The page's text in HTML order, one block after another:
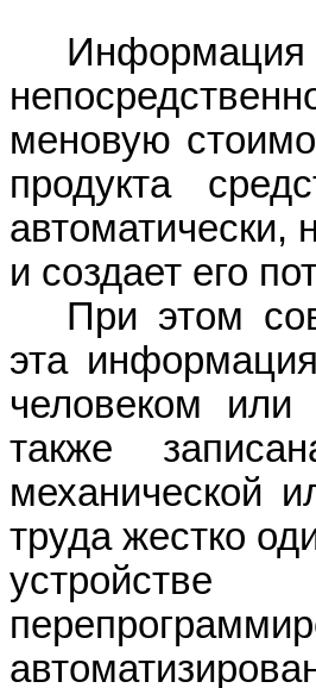
Информация
меновую
продукта
автоматически,
и создает его
При этом
эта
человеком
также
механической
труда жестко